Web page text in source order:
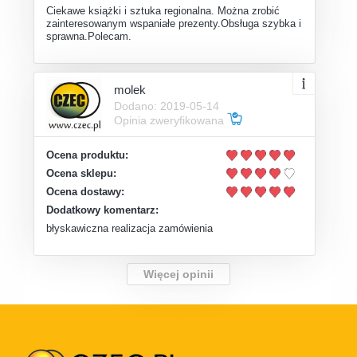
Ciekawe książki i sztuka regionalna. Można zrobić
zainteresowanym wspaniałe prezenty.Obsługa szybka i
sprawna.Polecam.
molek
Dodano: 2019-05-14
Opinia zweryfikowana
Ocena produktu:
Ocena sklepu:
Ocena dostawy:
Dodatkowy komentarz:
błyskawiczna realizacja zamówienia
Więcej opinii